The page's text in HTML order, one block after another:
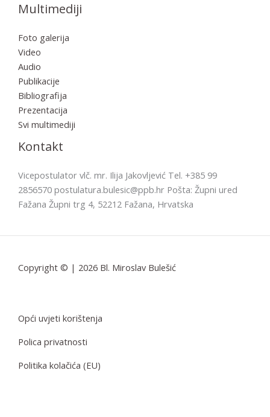
Multimediji
Foto galerija
Video
Audio
Publikacije
Bibliografija
Prezentacija
Svi multimediji
Kontakt
Vicepostulator vlč. mr. Ilija Jakovljević Tel. +385 99
2856570 postulatura.bulesic@ppb.hr Pošta: Župni ured
Fažana Župni trg 4, 52212 Fažana, Hrvatska
Copyright © | 2026 Bl. Miroslav Bulešić
Opći uvjeti korištenja
Polica privatnosti
Politika kolačića (EU)